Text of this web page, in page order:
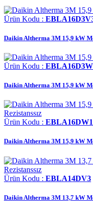
Ürün Kodu :
Daikin Altherma 3M 15,9 kW
Ürün Kodu :
Daikin Altherma 3M 15,9 kW
Ürün Kodu :
Daikin Altherma 3M 15,9 kW
Ürün Kodu : EBLA14DV3
Daikin Altherma 3M 13,7 kW